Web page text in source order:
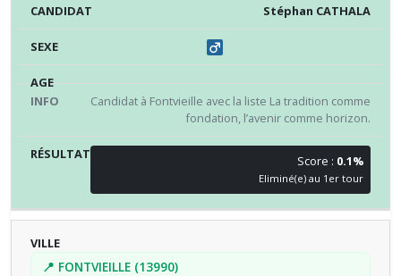
Stéphan CATHALA
Candidat à Fontvieille avec la liste La tradition comme
fondation, l’avenir comme horizon.
Score : 0.1%
Eliminé(e) au 1er tour
📍 FONTVIEILLE (13990)